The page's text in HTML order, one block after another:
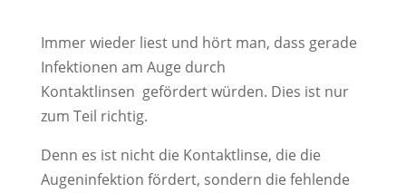
Immer wieder liest und hört man, dass gerade
Infektionen am Auge durch
Kontaktlinsen gefördert würden. Dies ist nur
zum Teil richtig.
Denn es ist nicht die Kontaktlinse, die die
Augeninfektion fördert, sondern die fehlende